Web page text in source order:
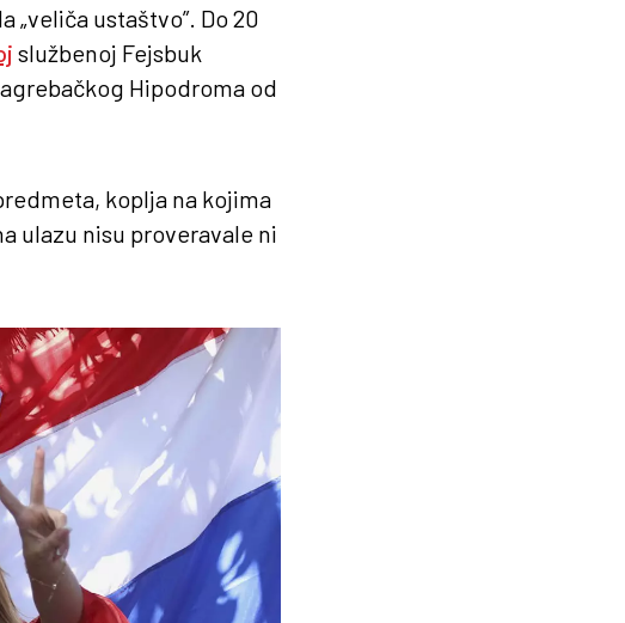
ustaštvo”. Do 20
službenoj Fejsbuk
Hipodroma od
koplja na kojima
ulazu nisu proveravale ni